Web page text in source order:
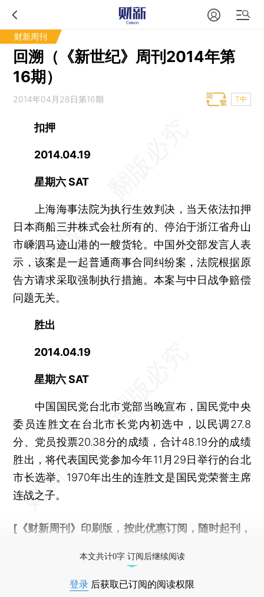
财新周刊
回溯（《新世纪》周刊2014年第
16期）
2014年04月28日第16期 T中
扣押
2014.04.19
星期六 SAT
上海海事法院为执行生效判决，当天依法扣押
日本商船三井株式会社所有的、停泊于浙江省舟山
市嵊泗马迹山港的一艘货轮。中国外交部发言人表
示，该案是一起普通商事合同纠纷案，法院根据原
告方请求采取强制执行措施。本案与中日战争赔偿
问题无关。
胜出
2014.04.19
星期六 SAT
中国国民党台北市党部当晚宣布，国民党中央
委员连胜文在台北市长党内初选中，以民调27.8
分、党员投票20.38分的成绩，合计48.19分的成绩
胜出，将代表国民党参加今年11月29日举行的台北
市长选举。1970年出生的连胜文是国民党荣誉主席
连战之子。
[《财新周刊》印刷版， 按此优惠订阅 ，随时起刊，
本文共计0字 订阅后继续阅读
登录 后获取已订阅的阅读权限